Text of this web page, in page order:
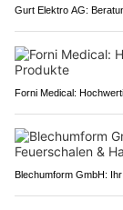
Gurt Elektro AG:
Forni Medical:
Blechumform GmbH: